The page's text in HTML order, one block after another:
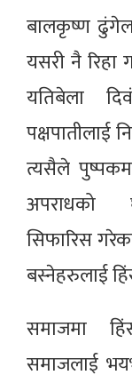
बालकृष्ण
यसरी नै
यतिबेला
पक्षपातीलाई
त्यसैले
अपराधको
सिफारिस
बस्नेहरुलाई
समाजमा
समाजलाई